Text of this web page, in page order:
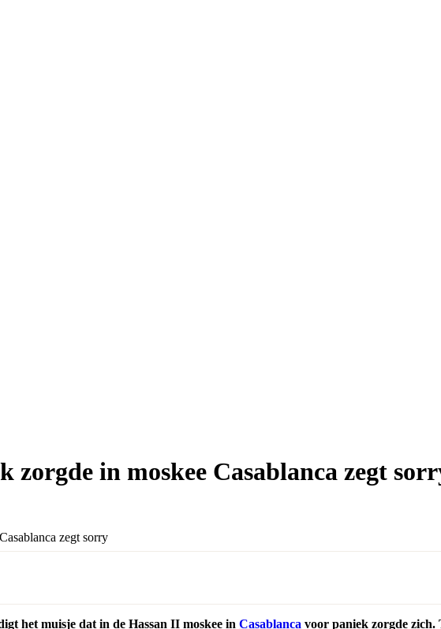
zorgde in moskee Casablanca zegt
het muisje dat in de Hassan II moskee in Casablanca voor paniek zorgde zich.